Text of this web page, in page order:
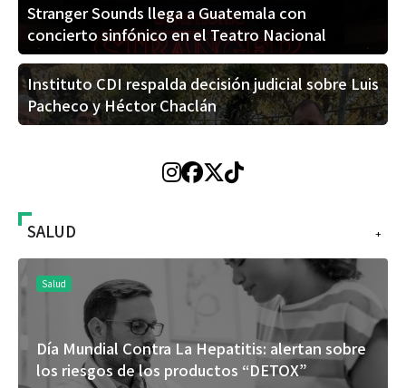
Stranger Sounds llega a Guatemala con
concierto sinfónico en el Teatro Nacional
Instituto CDI respalda decisión judicial sobre Luis
Pacheco y Héctor Chaclán
+
SALUD
El
Mundial Contra La Hepatitis: alertan sobre
riesgos de los productos “DETOX”